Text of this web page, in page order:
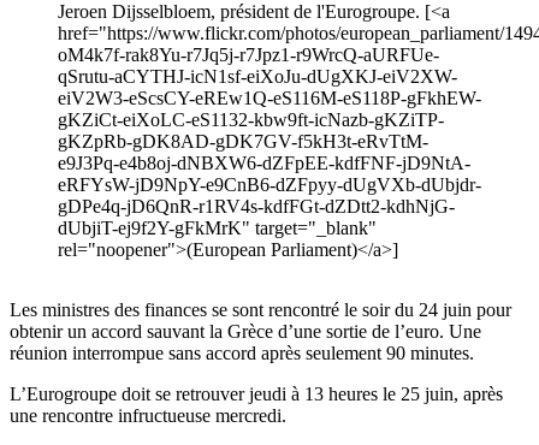
Jeroen Dijsselbloem, président de l'Eurogroupe. [<a
href="https://www.flickr.com/photos/european_parliament/
oM4k7f-rak8Yu-r7Jq5j-r7Jpz1-r9WrcQ-aURFUe-
qSrutu-aCYTHJ-icN1sf-eiXoJu-dUgXKJ-eiV2XW-
eiV2W3-eScsCY-eREw1Q-eS116M-eS118P-gFkhEW-
gKZiCt-eiXoLC-eS1132-kbw9ft-icNazb-gKZiTP-
gKZpRb-gDK8AD-gDK7GV-f5kH3t-eRvTtM-
e9J3Pq-e4b8oj-dNBXW6-dZFpEE-kdfFNF-jD9NtA-
eRFYsW-jD9NpY-e9CnB6-dZFpyy-dUgVXb-dUbjdr-
gDPe4q-jD6QnR-r1RV4s-kdfFGt-dZDtt2-kdhNjG-
dUbjiT-ej9f2Y-gFkMrK" target="_blank"
rel="noopener">(European Parliament)</a>]
Les ministres des finances se sont rencontré le soir du 24 juin pour
obtenir un accord sauvant la Grèce d’une sortie de l’euro. Une
réunion interrompue sans accord après seulement 90 minutes.
L’Eurogroupe doit se retrouver jeudi à 13 heures le 25 juin, après
une rencontre infructueuse mercredi.